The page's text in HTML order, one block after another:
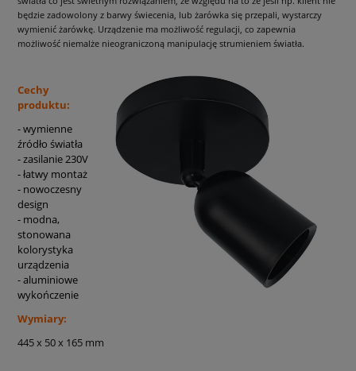
będzie zadowolony z barwy świecenia, lub żarówka się przepali, wystarczy
wymienić żarówkę. Urządzenie ma możliwość regulacji, co zapewnia
możliwość niemalże nieograniczoną manipulację strumieniem światła.
Cechy
produktu:
- wymienne
źródło światła
- zasilanie 230V
- łatwy montaż
- nowoczesny
design
- modna,
stonowana
kolorystyka
urządzenia
- aluminiowe
wykończenie
Wymiary:
445 x 50 x 165 mm